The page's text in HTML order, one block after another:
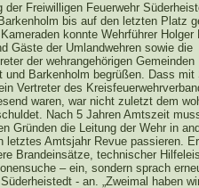
Freiwilligen Feuerwehr
bis auf den letzten Platz
konnte Wehrführer Holger
Gäste der Umlandwehren sowie die
der wehrangehörigen Gemeinden
und Barkenholm begrüßen. Dass mit
Vertreter des
waren, war nicht zuletzt dem
Nach 5 Jahren Amtszeit
Gründen die Leitung der Wehr in
Amtsjahr Revue passieren.
Brandeinsätze, technischer
– ein, sondern sprach
- an. „Zweimal haben